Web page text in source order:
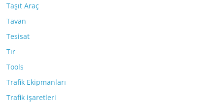
Taşıt Araç
Tavan
Tesisat
Tır
Tools
Trafik Ekipmanları
Trafik işaretleri